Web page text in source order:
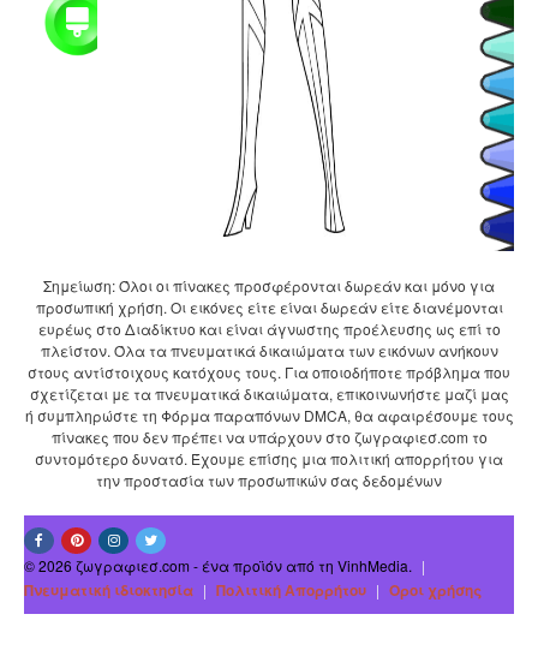
Σημείωση: Όλοι οι πίνακες προσφέρονται δωρεάν και μόνο για
προσωπική χρήση. Οι εικόνες είτε είναι δωρεάν είτε διανέμονται
ευρέως στο Διαδίκτυο και είναι άγνωστης προέλευσης ως επί το
πλείστον. Όλα τα πνευματικά δικαιώματα των εικόνων ανήκουν
στους αντίστοιχους κατόχους τους. Για οποιοδήποτε πρόβλημα που
σχετίζεται με τα πνευματικά δικαιώματα, επικοινωνήστε μαζί μας
ή συμπληρώστε τη Φόρμα παραπόνων DMCA, θα αφαιρέσουμε τους
πίνακες που δεν πρέπει να υπάρχουν στο ζωγραφιεσ.com το
συντομότερο δυνατό. Έχουμε επίσης μια πολιτική απορρήτου για
την προστασία των προσωπικών σας δεδομένων
© 2026 ζωγραφιεσ.com - ένα προϊόν από τη VinhMedia. |
Πνευματική ιδιοκτησία | Πολιτική Απορρήτου | Οροι χρήσης